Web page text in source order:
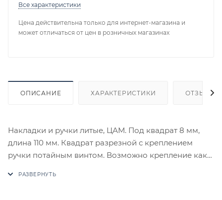
Все характеристики
Цена действительна только для интернет-магазина и
может отличаться от цен в розничных магазинах
ОПИСАНИЕ ХАРАКТЕРИСТИКИ ОТЗЫВЫ
Накладки и ручки литые, ЦАМ. Под квадрат 8 мм,
длина 110 мм. Квадрат разрезной с креплением
ручки потайным винтом. Возможно крепление как